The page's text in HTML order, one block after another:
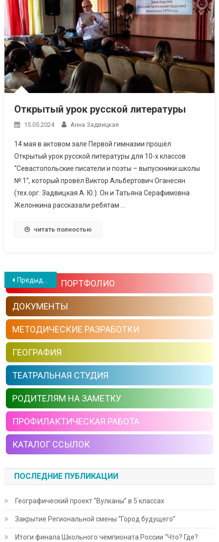
Открытый урок русской литературы
15.05.2024 Анна Задвицкая
14 мая в актовом зале Первой гимназии прошёл
Открытый урок русской литературы для 10-х классов
“Севастопольские писатели и поэты – выпускники школы
№ 1”, который провёл Виктор Альбертович Оганесян
(тех.орг. Задвицкая А. Ю.). Он и Татьяна Серафимовна
Желонкина рассказали ребятам …
читать полностью
Навигация по записям
Предыдущие записи ПОРТФОЛИО
ДОКУМЕНТЫ
МЕТОДИЧЕСКИЕ РАЗРАБОТКИ
ГЕОГРАФИЯ
ТЕАТРАЛЬНАЯ СТУДИЯ
РОДИТЕЛЯМ НА ЗАМЕТКУ
ПРОФИЛАКТИЧЕСКАЯ РАБОТА
КАТАЛОГ ССЫЛОК
ПОСЛЕДНИЕ ПУБЛИКАЦИИ
Географический проект “Вулканы” в 5 классах
Закрытие Региональной смены “Город будущего”
Итоги финала Школьного чемпионата России “Что? Где?